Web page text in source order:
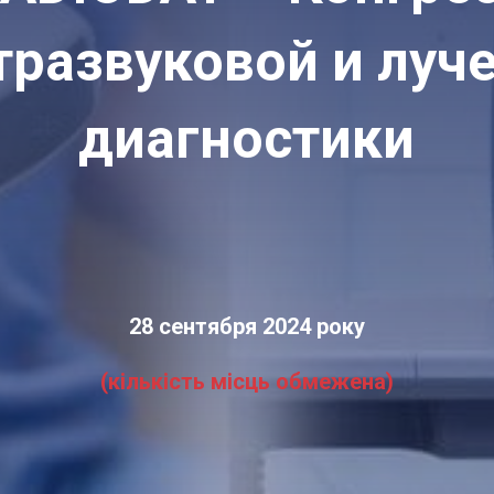
и
диагностики
28 сентября 2024 року
(кількість місць обмежена)